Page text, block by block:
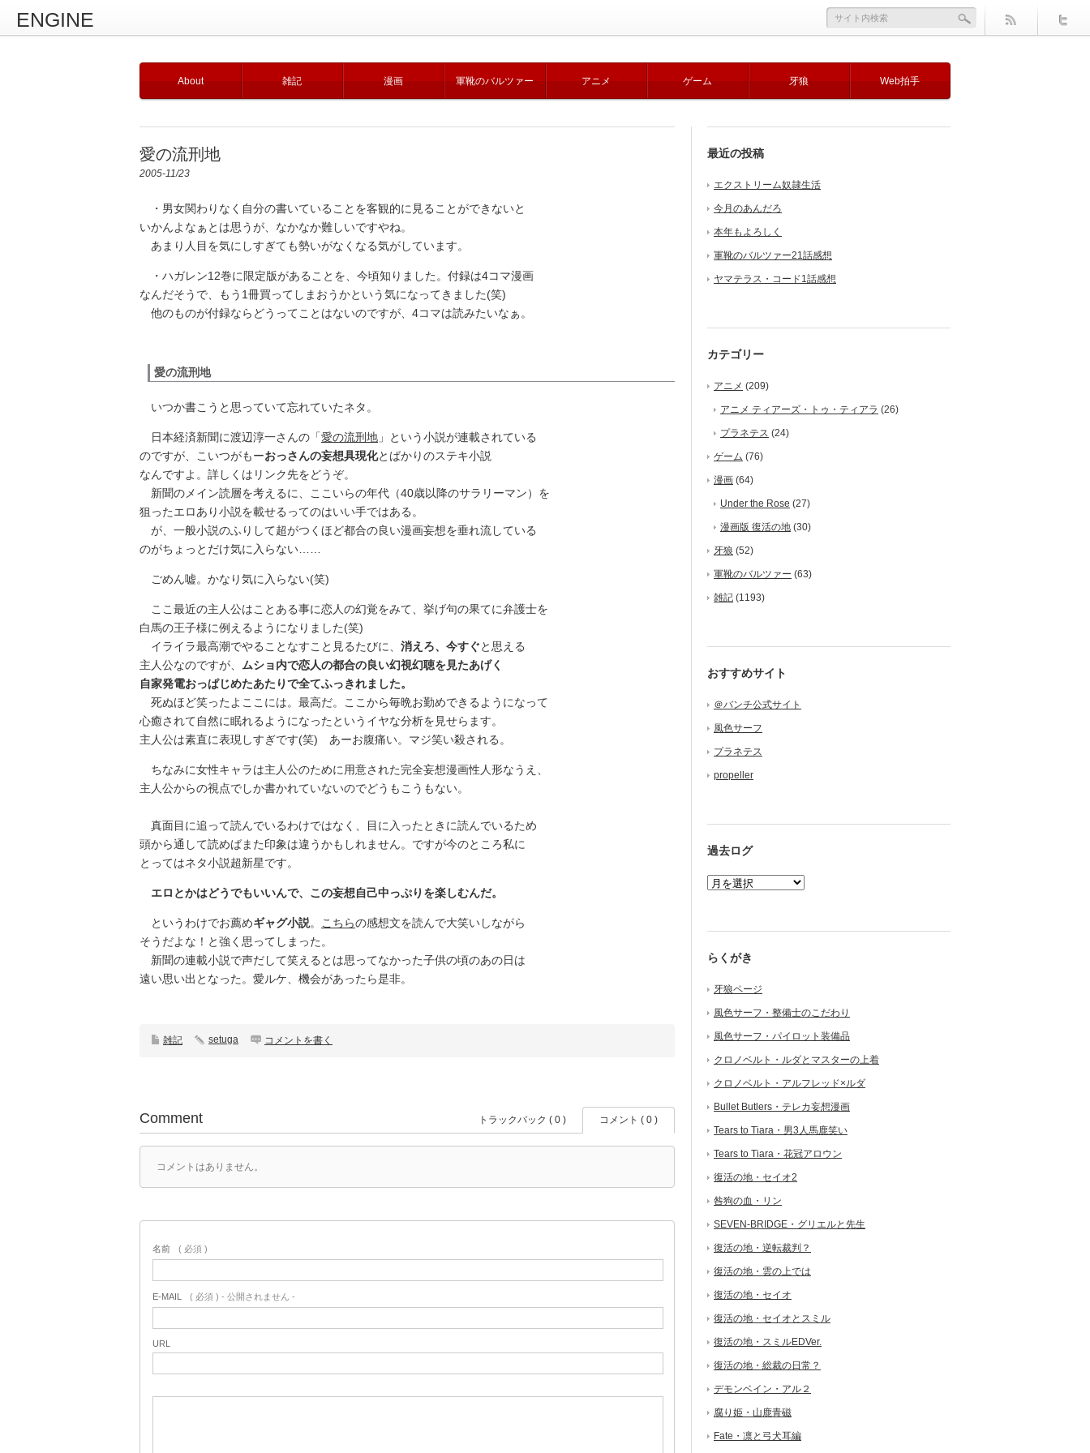
ENGINE
About 雑記 漫画 軍靴のバルツァー アニメ ゲーム 牙狼 Web拍手
愛の流刑地
2005-11/23
・男女関わりなく自分の書いていることを客観的に見ることができないと
いかんよなぁとは思うが、なかなか難しいですやね。
あまり人目を気にしすぎても勢いがなくなる気がしています。
・ハガレン12巻に限定版があることを、今頃知りました。付録は4コマ漫画
なんだそうで、もう1冊買ってしまおうかという気になってきました(笑)
他のものが付録ならどうってことはないのですが、4コマは読みたいなぁ。
愛の流刑地
いつか書こうと思っていて忘れていたネタ。
日本経済新聞に渡辺淳一さんの「愛の流刑地 」という小説が連載されている
のですが、こいつがもーおっさんの妄想具現化とばかりのステキ小説
なんですよ。詳しくはリンク先をどうぞ。
新聞のメイン読層を考えるに、ここいらの年代（40歳以降のサラリーマン）を
狙ったエロあり小説を載せるってのはいい手ではある。
が、一般小説のふりして超がつくほど都合の良い漫画妄想を垂れ流している
のがちょっとだけ気に入らない……
ごめん嘘。かなり気に入らない(笑)
ここ最近の主人公はことある事に恋人の幻覚をみて、挙げ句の果てに弁護士を
白馬の王子様に例えるようになりました(笑)
イライラ最高潮でやることなすこと見るたびに、 消えろ、今すぐと思える
主人公なのですが、 ムショ内で恋人の都合の良い幻視幻聴を見たあげく
自家発電おっぱじめたあたりで全てふっきれました。
死ぬほど笑ったよここには。最高だ。ここから毎晩お勤めできるようになって
心癒されて自然に眠れるようになったというイヤな分析を見せらます。
主人公は素直に表現しすぎです(笑) あーお腹痛い。マジ笑い殺される。
ちなみに女性キャラは主人公のために用意された完全妄想漫画性人形なうえ、
主人公からの視点でしか書かれていないのでどうもこうもない。
真面目に追って読んでいるわけではなく、目に入ったときに読んでいるため
頭から通して読めばまた印象は違うかもしれません。ですが今のところ私に
とってはネタ小説超新星です。
エロとかはどうでもいいんで、この妄想自己中っぷりを楽しむんだ。
というわけでお薦めギャグ小説。 こちらの感想文を読んで大笑いしながら
そうだよな！と強く思ってしまった。
新聞の連載小説で声だして笑えるとは思ってなかった子供の頃のあの日は
遠い思い出となった。愛ルケ、機会があったら是非。
雑記 setuga コメントを書く
Comment トラックバック ( 0 ) コメント ( 0 )
コメントはありません。
名前 ( 必須 )
E-MAIL ( 必須 ) - 公開されません -
URL
最近の投稿
エクストリーム奴隷生活
今月のあんだろ
本年もよろしく
軍靴のバルツァー21話感想
ヤマテラス・コード1話感想
カテゴリー
アニメ (209)
アニメ ティアーズ・トゥ・ティアラ (26)
プラネテス (24)
ゲーム (76)
漫画 (64)
Under the Rose (27)
漫画版 復活の地 (30)
牙狼 (52)
軍靴のバルツァー (63)
雑記 (1193)
おすすめサイト
＠バンチ公式サイト
風色サーフ
プラネテス
propeller
過去ログ
らくがき
牙狼ページ
風色サーフ・整備士のこだわり
風色サーフ・パイロット装備品
クロノベルト・ルダとマスターの上着
クロノベルト・アルフレッド×ルダ
Bullet Butlers・テレカ妄想漫画
Tears to Tiara・男3人馬鹿笑い
Tears to Tiara・花冠アロウン
復活の地・セイオ2
咎狗の血・リン
SEVEN-BRIDGE・グリエルと先生
復活の地・逆転裁判？
復活の地・雲の上では
復活の地・セイオ
復活の地・セイオとスミル
復活の地・スミルEDVer.
復活の地・総裁の日常？
デモンベイン・アル２
腐り姫・山鹿青磁
Fate・凛と弓犬耳編